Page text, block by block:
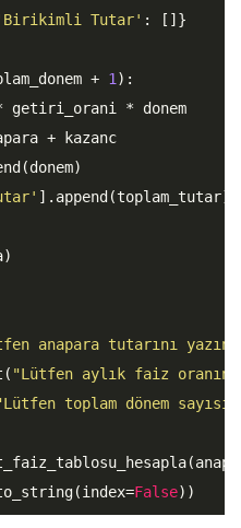
Tutar' : []}
+ 1 ):
getiri_orani * donem
+ kazanc
].append(toplam_tutar)
anapara tutarını
"Lütfen aylık faiz
toplam dönem
False))